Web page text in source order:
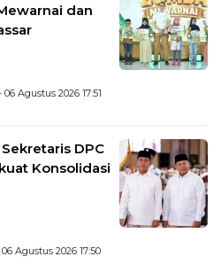
dan
06 Agustus 2026 17:51
DPC
Konsolidasi
Agustus 2026 17:50